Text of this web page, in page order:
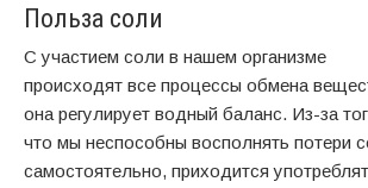
Польза соли
С участием соли в нашем организме
происходят все процессы обмена
она регулирует водный баланс. Из-за
что мы неспособны восполнять потери
самостоятельно, приходится